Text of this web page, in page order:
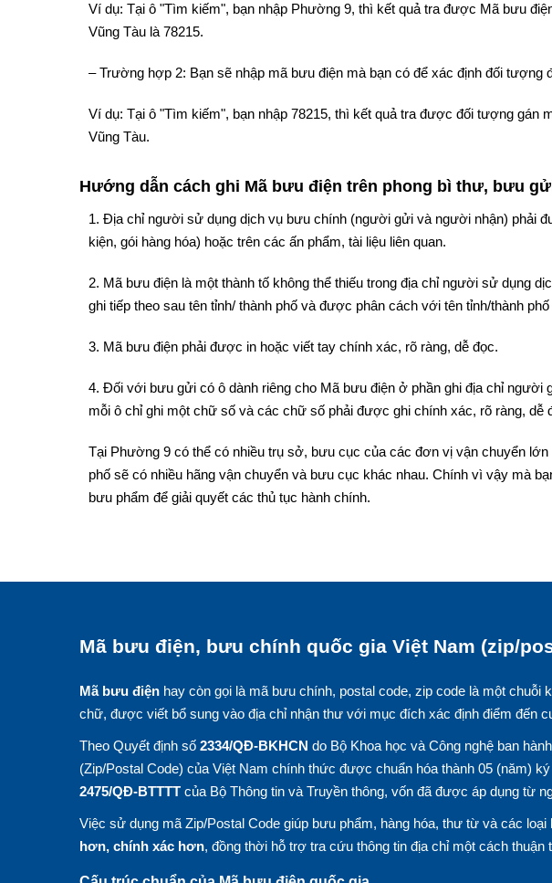
Ví dụ: Tại ô "Tìm kiếm", bạn nhập Phường 9, thì kết quả tra được Mã bưu
Vũng Tàu là 78215.
– Trường hợp 2: Bạn sẽ nhập mã bưu điện mà bạn có để xác định đối tượng
Ví dụ: Tại ô "Tìm kiếm", bạn nhập 78215, thì kết quả tra được đối tượng gán
Vũng Tàu.
Hướng dẫn cách ghi Mã bưu điện trên phong bì thư, bưu
1. Địa chỉ người sử dụng dịch vụ bưu chính (người gửi và người nhận) phải
kiện, gói hàng hóa) hoặc trên các ấn phẩm, tài liệu liên quan.
2. Mã bưu điện là một thành tố không thể thiếu trong địa chỉ người sử dụng
ghi tiếp theo sau tên tỉnh/ thành phố và được phân cách với tên tỉnh/thành
3. Mã bưu điện phải được in hoặc viết tay chính xác, rõ ràng, dễ đọc.
4. Đối với bưu gửi có ô dành riêng cho Mã bưu điện ở phần ghi địa chỉ người
mỗi ô chỉ ghi một chữ số và các chữ số phải được ghi chính xác, rõ ràng, dễ
Tại Phường 9 có thể có nhiều trụ sở, bưu cục của các đơn vị vận chuyển
phố sẽ có nhiều hãng vận chuyển và bưu cục khác nhau. Chính vì vậy mà
bưu phẩm để giải quyết các thủ tục hành chính.
Mã bưu điện, bưu chính quốc gia Việt Nam (zip/
Mã bưu điện hay còn gọi là mã bưu chính, postal code, zip code là một
chữ, được viết bổ sung vào địa chỉ nhận thư với mục đích xác định điểm đến
Theo Quyết định số 2334/QĐ-BKHCN do Bộ Khoa học và Công nghệ ban
(Zip/Postal Code) của Việt Nam chính thức được chuẩn hóa thành 05 (năm)
2475/QĐ-BTTTT của Bộ Thông tin và Truyền thông, vốn đã được áp dụng từ
Việc sử dụng mã Zip/Postal Code giúp bưu phẩm, hàng hóa, thư từ và các
hơn, chính xác hơn, đồng thời hỗ trợ tra cứu thông tin địa chỉ một cách thuận